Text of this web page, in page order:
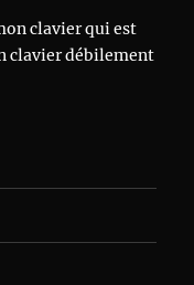
clavier qui est
clavier débilement